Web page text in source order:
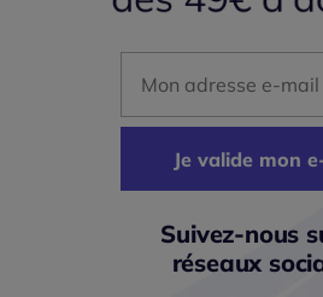
Je valide mon
Suivez-nous
réseaux